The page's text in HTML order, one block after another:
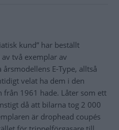
kund” har beställt
två exemplar av
E-Type, alltså
velat ha dem i den
från 1961 hade. Låter som ett
då att bilarna tog 2 000
är drophead coupés